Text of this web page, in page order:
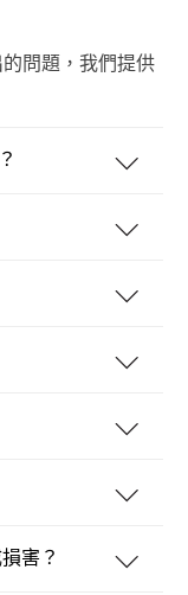
問題，我們提供
害？